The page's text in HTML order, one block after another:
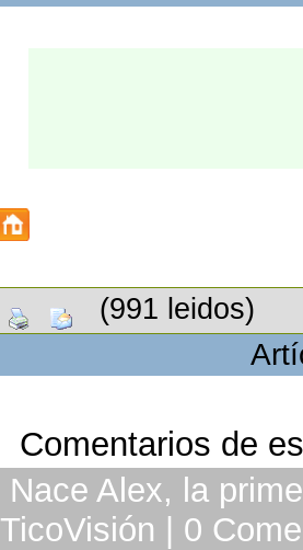
(991 leidos)
Comentarios de
Nace Alex, la
TicoVisión | 0